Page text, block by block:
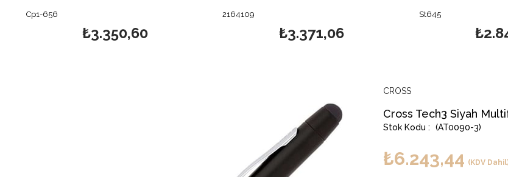
Cp1-656
₺3.350,60
2164109
₺3.371,06
St645
CROSS
Cross Tech3 Siyah
(AT0090-3)
₺6.243,44 (KDV